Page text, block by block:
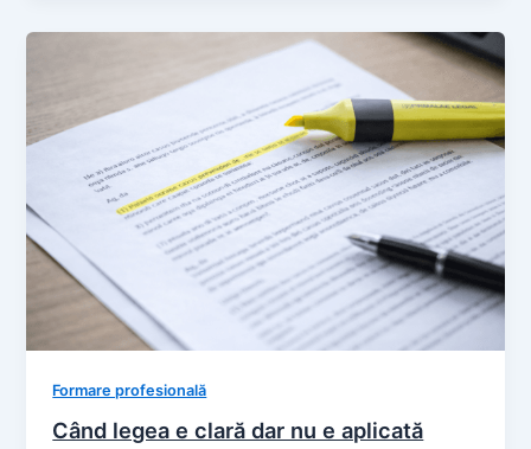
Formare profesională
Când legea e clară dar nu e aplicată